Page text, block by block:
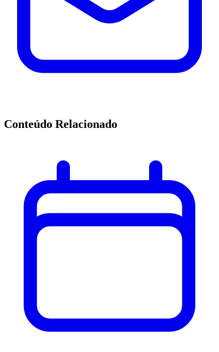
Conteúdo Relacionado